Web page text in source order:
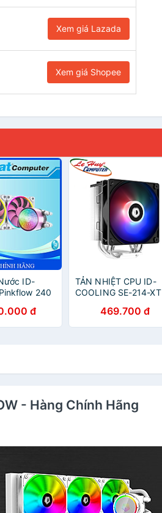
Xem giá Lazada
Xem giá Shopee
ID-
240
Hãng đ
TẢN NHIỆT CPU ID-
COOLING SE-214-XT
469.700 đ
- Hàng Chính Hãng